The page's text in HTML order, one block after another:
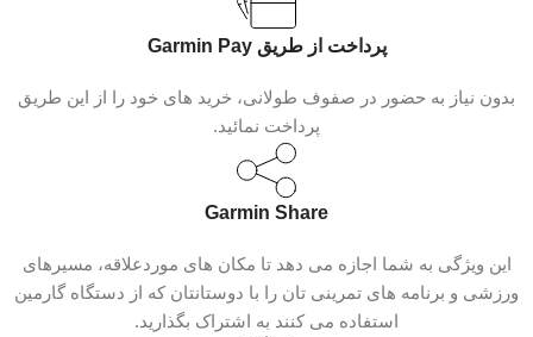
پرداخت از طریق Garmin Pay
بدون نیاز به حضور در صفوف طولانی، خرید های خود را از این طریق
پرداخت نمائید.
Garmin Share
این ویژگی به شما اجازه می‌ دهد تا مکان‌ های موردعلاقه، مسیرهای
ورزشی و برنامه‌ های تمرینی‌ تان را با دوستانتان که از دستگاه گارمین
استفاده می‌ کنند به اشتراک بگذارید.